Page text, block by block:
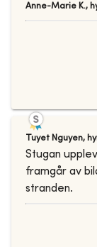
Anne-Marie K.,
Tuyet Nguyen,
Stugan
framgår av
stranden.